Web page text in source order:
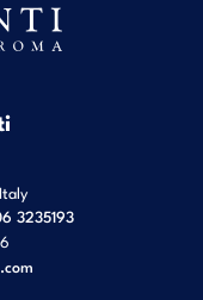
Italy
3235193